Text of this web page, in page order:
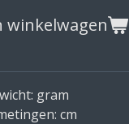
winkelwagen
gram
cm